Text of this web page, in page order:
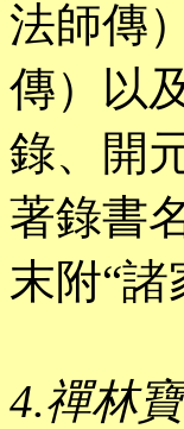
法師傳
傳）以
錄、開
著錄書
末附“
4.禪林